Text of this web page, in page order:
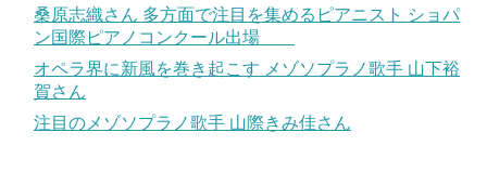
桑原志織さん 多方面で注目を集めるピアニスト ショパ
ン国際ピアノコンクール出場
オペラ界に新風を巻き起こす メゾソプラノ歌手 山下裕
賀さん
注目のメゾソプラノ歌手 山際きみ佳さん